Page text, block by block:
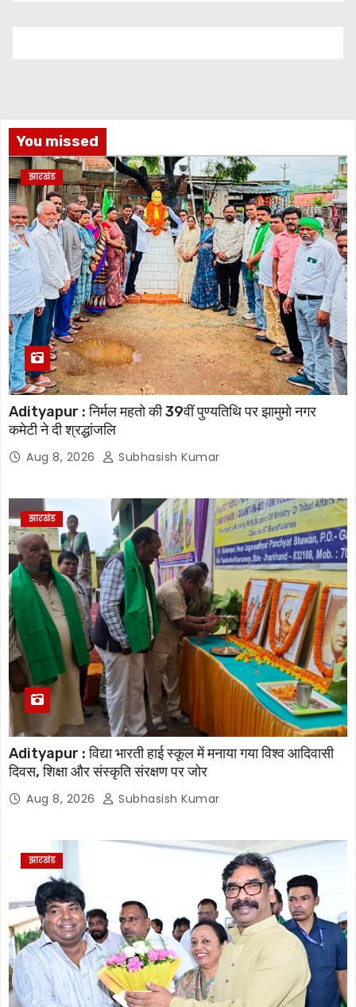
You missed
झारखंड
Adityapur : निर्मल महतो की 39वीं पुण्यतिथि पर झामुमो नगर
कमेटी ने दी श्रद्धांजलि
Aug 8, 2026 Subhasish Kumar
झारखंड
Adityapur : विद्या भारती हाई स्कूल में मनाया गया विश्व आदिवासी
दिवस, शिक्षा और संस्कृति संरक्षण पर जोर
Aug 8, 2026 Subhasish Kumar
झारखंड